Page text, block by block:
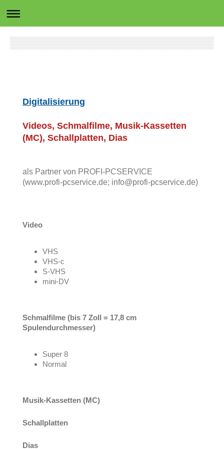
Digitalisierung
Videos, Schmalfilme, Musik-Kassetten
(MC), Schallplatten, Dias
als Partner von PROFI-PCSERVICE
(www.profi-pcservice.de; info@profi-pcservice.de)
Video
VHS
VHS-c
S-VHS
mini-DV
Schmalfilme (bis 7 Zoll = 17,8 cm
Spulendurchmesser)
Super 8
Normal
Musik-Kassetten (MC)
Schallplatten
Dias